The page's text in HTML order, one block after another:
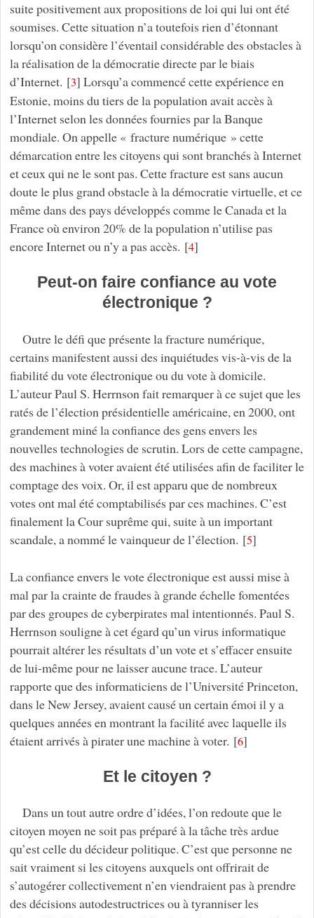
suite positivement aux propositions de loi qui lui ont été
soumises. Cette situation n’a toutefois rien d’étonnant
lorsqu’on considère l’éventail considérable des obstacles à
la réalisation de la démocratie directe par le biais
d’Internet. [3] Lorsqu’a commencé cette expérience en
Estonie, moins du tiers de la population avait accès à
l’Internet selon les données fournies par la Banque
mondiale. On appelle « fracture numérique » cette
démarcation entre les citoyens qui sont branchés à Internet
et ceux qui ne le sont pas. Cette fracture est sans aucun
doute le plus grand obstacle à la démocratie virtuelle, et ce
même dans des pays développés comme le Canada et la
France où environ 20% de la population n’utilise pas
encore Internet ou n’y a pas accès. [4]
Peut-on faire confiance au vote
électronique ?
Outre le défi que présente la fracture numérique,
certains manifestent aussi des inquiétudes vis-à-vis de la
fiabilité du vote électronique ou du vote à domicile.
L’auteur Paul S. Herrnson fait remarquer à ce sujet que les
ratés de l’élection présidentielle américaine, en 2000, ont
grandement miné la confiance des gens envers les
nouvelles technologies de scrutin. Lors de cette campagne,
des machines à voter avaient été utilisées afin de faciliter le
comptage des voix. Or, il est apparu que de nombreux
votes ont mal été comptabilisés par ces machines. C’est
finalement la Cour suprême qui, suite à un important
scandale, a nommé le vainqueur de l’élection. [5]
La confiance envers le vote électronique est aussi mise à
mal par la crainte de fraudes à grande échelle fomentées
par des groupes de cyberpirates mal intentionnés. Paul S.
Herrnson souligne à cet égard qu’un virus informatique
pourrait altérer les résultats d’un vote et s’effacer ensuite
de lui-même pour ne laisser aucune trace. L’auteur
rapporte que des informaticiens de l’Université Princeton,
dans le New Jersey, avaient causé un certain émoi il y a
quelques années en montrant la facilité avec laquelle ils
étaient arrivés à pirater une machine à voter. [6]
Et le citoyen ?
Dans un tout autre ordre d’idées, l’on redoute que le
citoyen moyen ne soit pas préparé à la tâche très ardue
qu’est celle du décideur politique. C’est que personne ne
sait vraiment si les citoyens auxquels ont offrirait de
s’autogérer collectivement n’en viendraient pas à prendre
des décisions autodestructrices ou à tyranniser les